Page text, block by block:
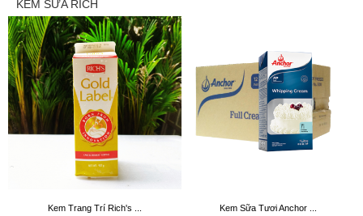
KEM SỮA RICH
Kem Trang Trí Rich's ... Kem Sữa Tươi Anchor ...